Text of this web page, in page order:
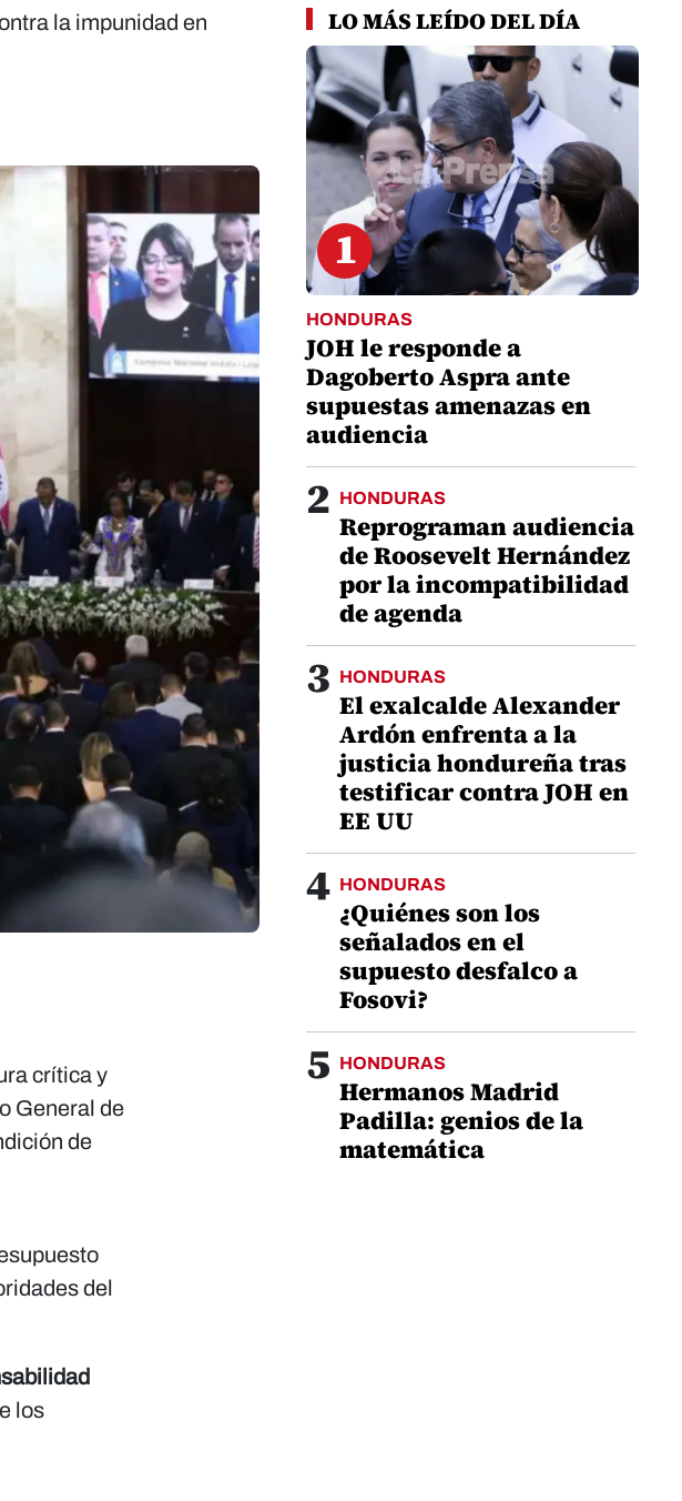
la impunidad en
crítica y
General de
de
del
los
LO MÁS LEÍDO DEL DÍA
1
HONDURAS
JOH le responde a
Dagoberto Aspra ante
supuestas amenazas en
audiencia
2 HONDURAS
Reprograman audiencia
de Roosevelt Hernández
por la incompatibilidad
de agenda
3 HONDURAS
El exalcalde Alexander
Ardón enfrenta a la
justicia hondureña tras
testificar contra JOH en
EE UU
4 HONDURAS
¿Quiénes son los
señalados en el
supuesto desfalco a
Fosovi?
5 HONDURAS
Hermanos Madrid
Padilla: genios de la
matemática